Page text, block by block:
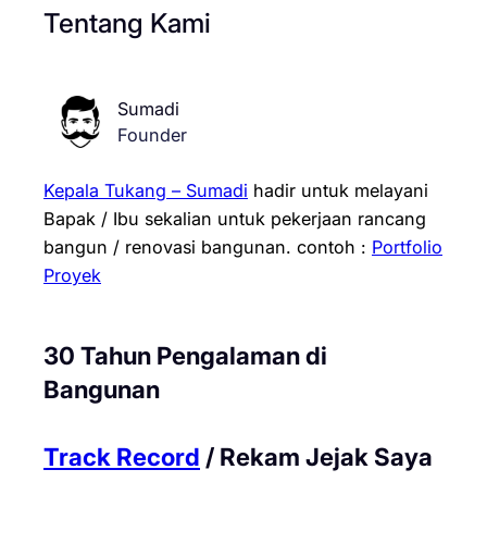
Tentang Kami
Sumadi
Founder
Kepala Tukang – Sumadi hadir untuk melayani
Bapak / Ibu sekalian untuk pekerjaan rancang
bangun / renovasi bangunan. contoh : Portfolio
Proyek
30 Tahun Pengalaman di
Bangunan
Track Record / Rekam Jejak Saya